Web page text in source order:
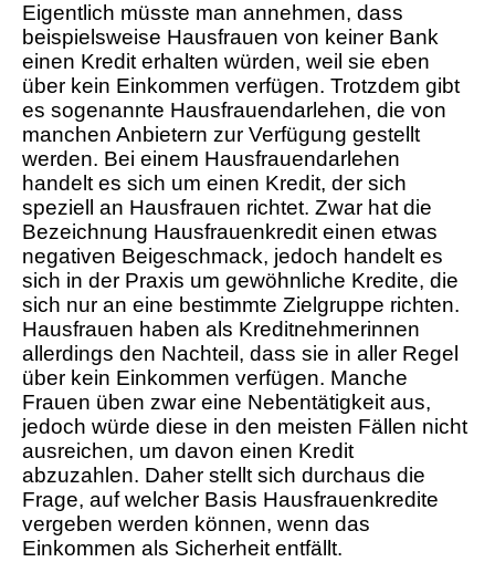
Eigentlich müsste man annehmen, dass
beispielsweise Hausfrauen von keiner Bank
einen Kredit erhalten würden, weil sie eben
über kein Einkommen verfügen. Trotzdem gibt
es sogenannte Hausfrauendarlehen, die von
manchen Anbietern zur Verfügung gestellt
werden. Bei einem Hausfrauendarlehen
handelt es sich um einen Kredit, der sich
speziell an Hausfrauen richtet. Zwar hat die
Bezeichnung Hausfrauenkredit einen etwas
negativen Beigeschmack, jedoch handelt es
sich in der Praxis um gewöhnliche Kredite, die
sich nur an eine bestimmte Zielgruppe richten.
Hausfrauen haben als Kreditnehmerinnen
allerdings den Nachteil, dass sie in aller Regel
über kein Einkommen verfügen. Manche
Frauen üben zwar eine Nebentätigkeit aus,
jedoch würde diese in den meisten Fällen nicht
ausreichen, um davon einen Kredit
abzuzahlen. Daher stellt sich durchaus die
Frage, auf welcher Basis Hausfrauenkredite
vergeben werden können, wenn das
Einkommen als Sicherheit entfällt.